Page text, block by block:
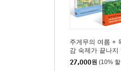
주게무의 여름 +
감 숙제가 끝나지
세트
27,000원 (10%